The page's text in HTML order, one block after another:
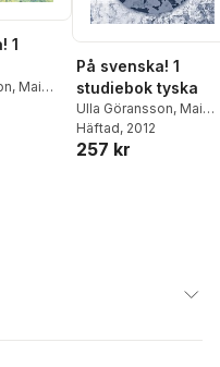
1
, Mai
Totalt antal röster:
På svenska! 1
studiebok tyska
Ulla Göransson, Mai
Parada
Häftad, 2012
257 kr